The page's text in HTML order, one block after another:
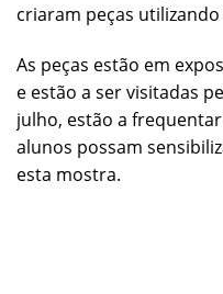
criaram peças
As peças estão em
e estão a ser visitadas
julho, estão a frequentar
alunos possam
esta mostra.